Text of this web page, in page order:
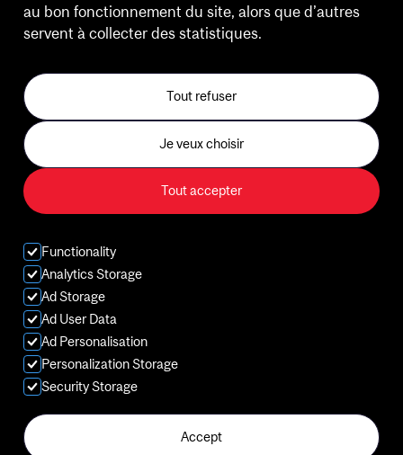
au bon fonctionnement du site, alors que d’autres
servent à collecter des statistiques.
Tout refuser
Je veux choisir
Tout accepter
Functionality
Analytics Storage
Ad Storage
Ad User Data
Ad Personalisation
Personalization Storage
Security Storage
Accept
Fins de semaine
10 h à 14 h 30
Jours feriés et le Bureau de
l'expérience client
Centre d'entraînement B2
Sports
Cours
Aquatiques
Enfants
Adhesion